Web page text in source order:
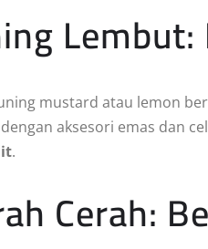
mustard atau lemon
aksesori emas dan
.
Cerah: